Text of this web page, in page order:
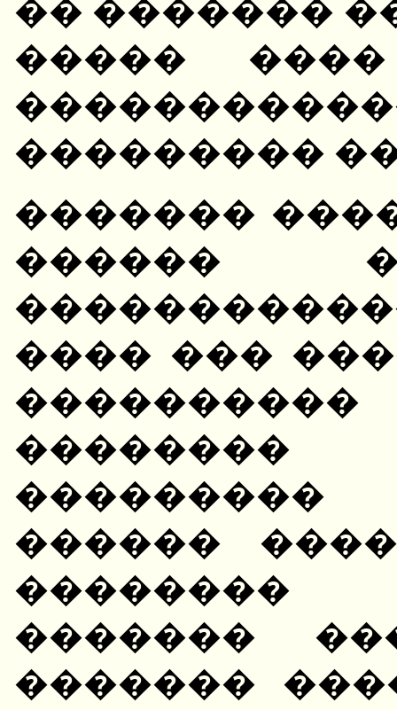
�� �������
�����
���������
�������
������
���� ���
��������
���������
������
��������
�������
�������